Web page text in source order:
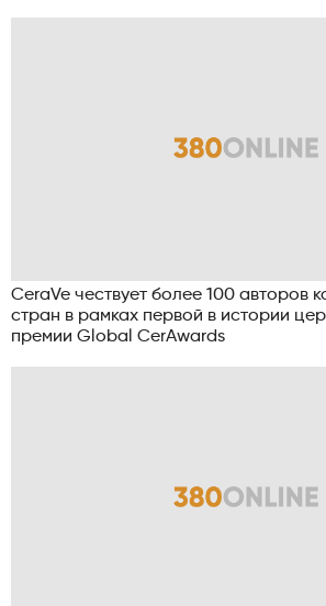
CeraVe чествует более 100 авторов
стран в рамках первой в истории
премии Global CerAwards